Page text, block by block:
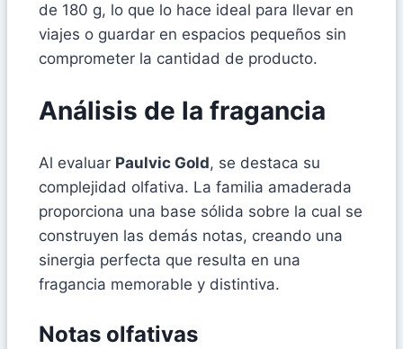
de 180 g, lo que lo hace ideal para llevar en
viajes o guardar en espacios pequeños sin
comprometer la cantidad de producto.
Análisis de la fragancia
Al evaluar Paulvic Gold, se destaca su
complejidad olfativa. La familia amaderada
proporciona una base sólida sobre la cual se
construyen las demás notas, creando una
sinergia perfecta que resulta en una
fragancia memorable y distintiva.
Notas olfativas